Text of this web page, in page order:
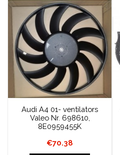
Audi A4 01- ventilators
Valeo Nr. 698610,
8E0959455K
€70.38